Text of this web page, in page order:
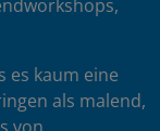
es kaum eine
als malend,